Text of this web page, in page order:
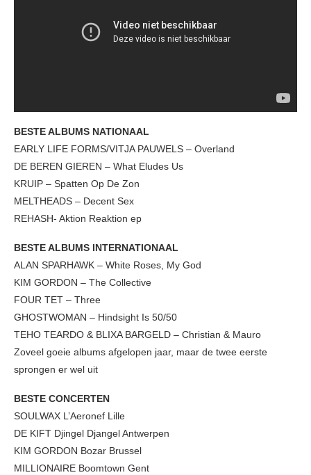
BESTE ALBUMS NATIONAAL
EARLY LIFE FORMS/VITJA PAUWELS – Overland
DE BEREN GIEREN – What Eludes Us
KRUIP – Spatten Op De Zon
MELTHEADS – Decent Sex
REHASH- Aktion Reaktion ep
BESTE ALBUMS INTERNATIONAAL
ALAN SPARHAWK – White Roses, My God
KIM GORDON – The Collective
FOUR TET – Three
GHOSTWOMAN – Hindsight Is 50/50
TEHO TEARDO & BLIXA BARGELD – Christian & Mauro
Zoveel goeie albums afgelopen jaar, maar de twee eerste
sprongen er wel uit
BESTE CONCERTEN
SOULWAX L’Aeronef Lille
DE KIFT Djingel Djangel Antwerpen
KIM GORDON Bozar Brussel
MILLIONAIRE Boomtown Gent